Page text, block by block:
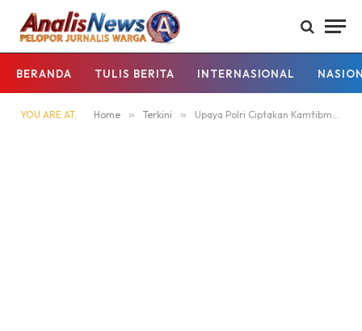
BERANDA TULIS BERITA INTERNASIONAL
YOU ARE AT: Home » Terkini » Upaya Polri Ciptakan Kamtibmas Personel Piket Laksanakan Patroli Dialogis